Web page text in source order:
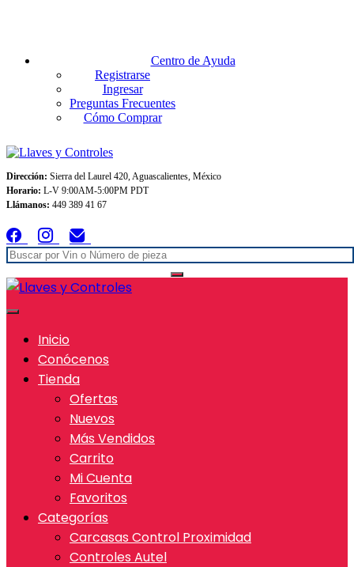
Centro de Ayuda
Registrarse
Ingresar
Preguntas Frecuentes
Cómo Comprar
Dirección: Sierra del Laurel 420, Aguascalientes, México
Horario: L-V 9:00AM-5:00PM PDT
Llámanos: 449 389 41 67
Inicio
Conócenos
Tienda
Ofertas
Nuevos
Más Vendidos
Carrito
Mi Cuenta
Favoritos
Categorías
Carcasas Control Proximidad
Controles Autel